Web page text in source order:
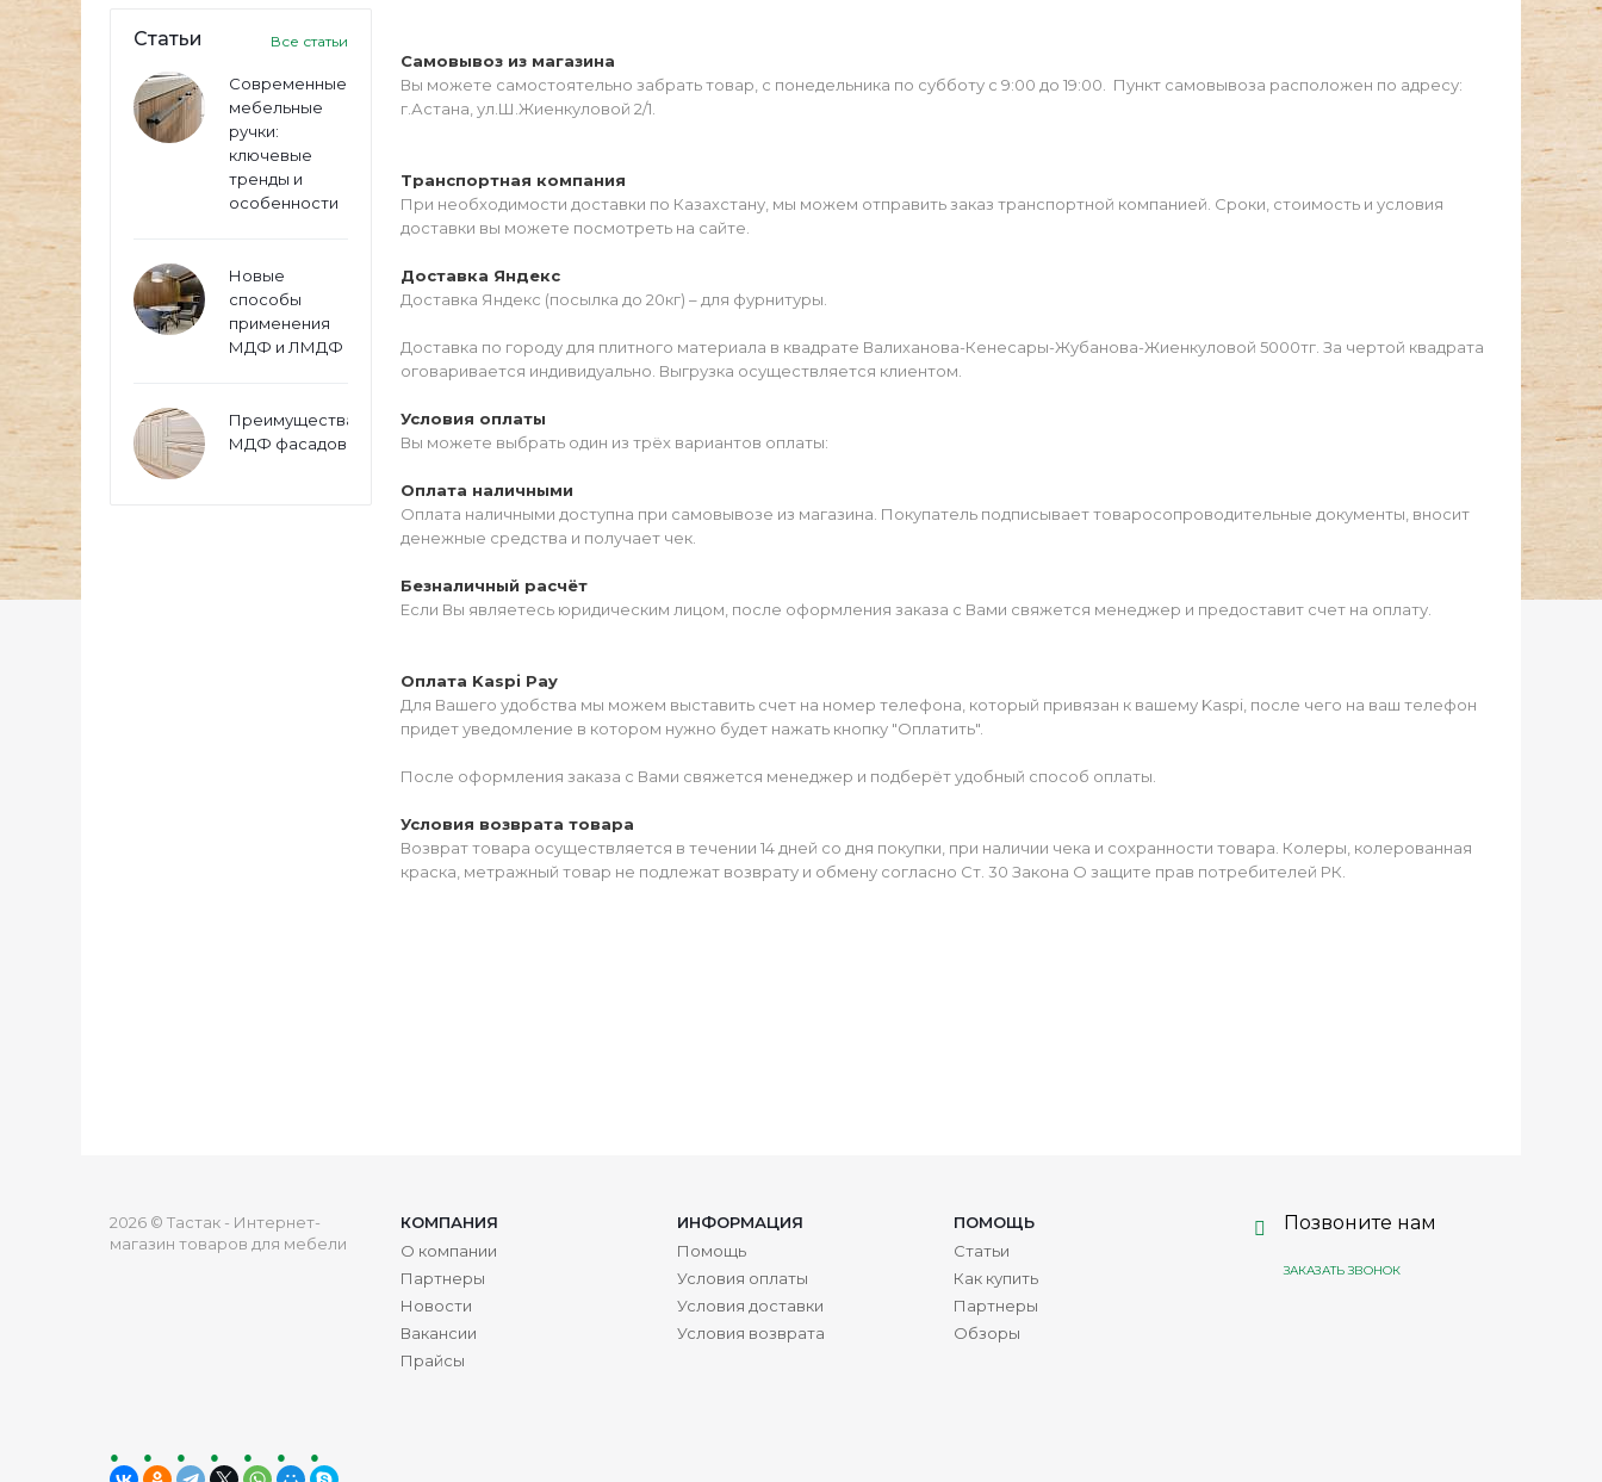
Статьи Все статьи
Современные
мебельные
ручки:
ключевые
тренды и
особенности
Новые
способы
применения
МДФ и ЛМДФ
Преимущества
МДФ фасадов
Самовывоз из магазина
Вы можете самостоятельно забрать товар, с понедельника по субботу с 9:00 до 19:00. Пункт самовывоза расположен по адресу:
г.Астана, ул.Ш.Жиенкуловой 2/1.
Транспортная компания
При необходимости доставки по Казахстану, мы можем отправить заказ транспортной компанией. Сроки, стоимость и условия
доставки вы можете посмотреть на сайте.
Доставка Яндекс
Доставка Яндекс (посылка до 20кг) – для фурнитуры.
Доставка по городу для плитного материала в квадрате Валиханова-Кенесары-Жубанова-Жиенкуловой 5000тг. За чертой квадрата
оговаривается индивидуально. Выгрузка осуществляется клиентом.
Условия оплаты
Вы можете выбрать один из трёх вариантов оплаты:
Оплата наличными
Оплата наличными доступна при самовывозе из магазина. Покупатель подписывает товаросопроводительные документы, вносит
денежные средства и получает чек.
Безналичный расчёт
Если Вы являетесь юридическим лицом, после оформления заказа с Вами свяжется менеджер и предоставит счет на оплату.
Оплата Kaspi Pay
Для Вашего удобства мы можем выставить счет на номер телефона, который привязан к вашему Kaspi, после чего на ваш телефон
придет уведомление в котором нужно будет нажать кнопку "Оплатить".
После оформления заказа с Вами свяжется менеджер и подберёт удобный способ оплаты.
Условия возврата товара
Возврат товара осуществляется в течении 14 дней со дня покупки, при наличии чека и сохранности товара. Колеры, колерованная
краска, метражный товар не подлежат возврату и обмену согласно Ст. 30 Закона О защите прав потребителей РК.
2026 © Тастак - Интернет-
магазин товаров для мебели
КОМПАНИЯ ИНФОРМАЦИЯ
ПОМОЩЬ
О компании
Партнеры
Новости
Вакансии
Прайсы
Помощь
Условия оплаты
Условия доставки
Условия возврата
Статьи
Как купить
Партнеры
Обзоры
Позвоните нам
ЗАКАЗАТЬ ЗВОНОК